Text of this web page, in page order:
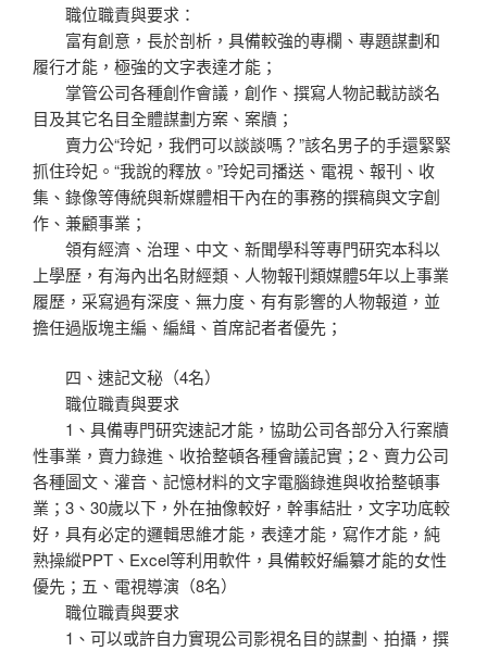
職位職責與要求：
富有創意，長於剖析，具備較強的專欄、專題謀劃和
履行才能，極強的文字表達才能；
掌管公司各種創作會議，創作、撰寫人物記載訪談名
目及其它名目全體謀劃方案、案牘；
賣力公“玲妃，我們可以談談嗎？”該名男子的手還緊緊
抓住玲妃。“我說的釋放。”玲妃司播送、電視、報刊、收
集、錄像等傳統與新媒體相干內在的事務的撰稿與文字創
作、兼顧事業；
領有經濟、治理、中文、新聞學科等專門研究本科以
上學歷，有海內出名財經類、人物報刊類媒體5年以上事業
履歷，采寫過有深度、無力度、有有影響的人物報道，並
擔任過版塊主編、編緝、首席記者者優先；
四、速記文秘（4名）
職位職責與要求
1、具備專門研究速記才能，協助公司各部分入行案牘
性事業，賣力錄進、收拾整頓各種會議記實；2、賣力公司
各種圖文、灌音、記憶材料的文字電腦錄進與收拾整頓事
業；3、30歲以下，外在抽像較好，幹事結壯，文字功底較
好，具有必定的邏輯思維才能，表達才能，寫作才能，純
熟操縱PPT、Excel等利用軟件，具備較好編纂才能的女性
優先；五、電視導演（8名）
職位職責與要求
1、可以或許自力實現公司影視名目的謀劃、拍攝，撰